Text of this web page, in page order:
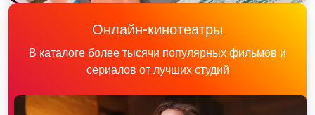
Онлайн-кинотеатры
В каталоге более тысячи популярных фильмов и
сериалов от лучших студий